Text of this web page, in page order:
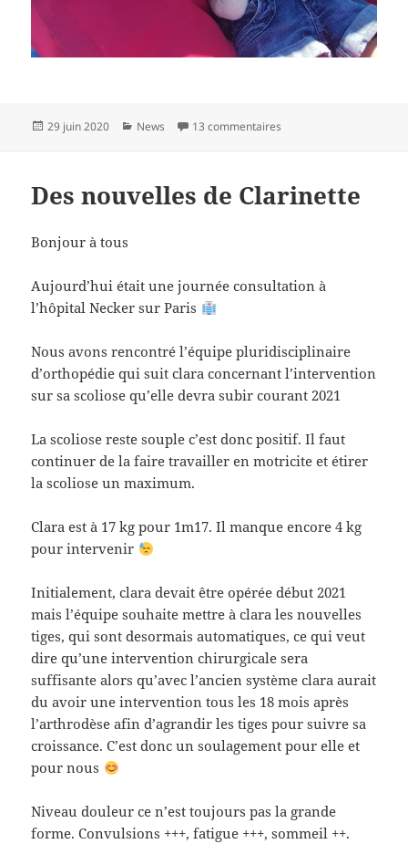
Publié
29 juin 2020 Catégories
News 13 commentaires
Des nouvelles de Clarinette
Bonjour à tous
Aujourd’hui était une journée consultation à
l’hôpital Necker sur Paris
Nous avons rencontré l’équipe pluridisciplinaire
d’orthopédie qui suit clara concernant l’intervention
sur sa scoliose qu’elle devra subir courant 2021
La scoliose reste souple c’est donc positif. Il faut
continuer de la faire travailler en motricite et étirer
la scoliose un maximum.
Clara est à 17 kg pour 1m17. Il manque encore 4 kg
pour intervenir
Initialement, clara devait être opérée début 2021
mais l’équipe souhaite mettre à clara les nouvelles
tiges, qui sont desormais automatiques, ce qui veut
dire qu’une intervention chirurgicale sera
suffisante alors qu’avec l’ancien système clara aurait
du avoir une intervention tous les 18 mois après
l’arthrodèse afin d’agrandir les tiges pour suivre sa
croissance. C’est donc un soulagement pour elle et
pour nous
Niveau douleur ce n’est toujours pas la grande
forme. Convulsions +++, fatigue +++, sommeil ++.